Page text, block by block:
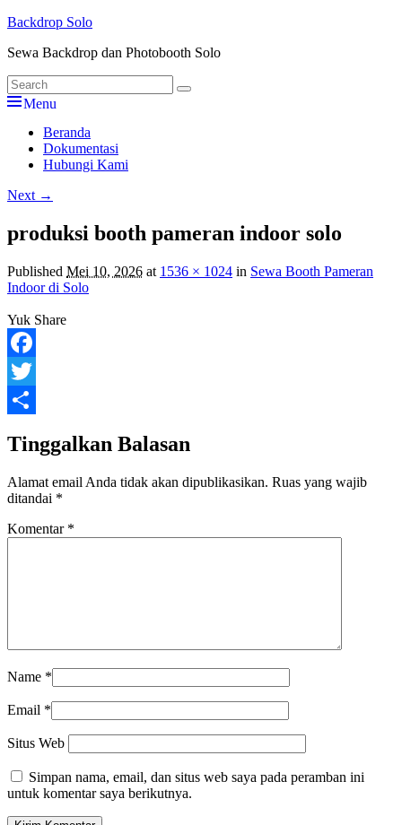
Skip
content
Backdrop Solo
Sewa Backdrop dan Photobooth Solo
Search
for:
Search
Menu
Primary
menu
Beranda
Dokumentasi
Hubungi Kami
Image
Next →
produksi booth pameran indoor solo
Published Mei 10, 2026 at 1536 × 1024 in Sewa Booth Pameran
Indoor di Solo
Yuk Share
Facebook
Twitter
Tinggalkan Balasan
Alamat email Anda tidak akan dipublikasikan. Ruas yang wajib
ditandai *
Komentar *
Name *
Email *
Situs Web
Simpan nama, email, dan situs web saya pada peramban ini
untuk komentar saya berikutnya.